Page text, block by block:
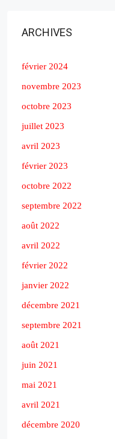
ARCHIVES
février 2024
novembre 2023
octobre 2023
juillet 2023
avril 2023
février 2023
octobre 2022
septembre 2022
août 2022
avril 2022
février 2022
janvier 2022
décembre 2021
septembre 2021
août 2021
juin 2021
mai 2021
avril 2021
décembre 2020